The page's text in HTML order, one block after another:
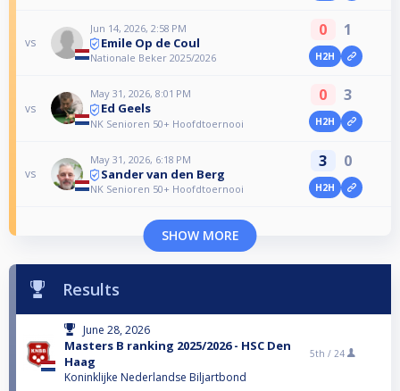
vs
Jun 14, 2026, 2:58 PM
Emile Op de Coul
Nationale Beker 2025/2026
0 1
H2H
vs
May 31, 2026, 8:01 PM
Ed Geels
NK Senioren 50+ Hoofdtoernooi
0 3
H2H
vs
May 31, 2026, 6:18 PM
Sander van den Berg
NK Senioren 50+ Hoofdtoernooi
3 0
H2H
SHOW MORE
Results
June 28, 2026
Masters B ranking 2025/2026 - HSC Den
Haag
Koninklijke Nederlandse Biljartbond
5th / 24